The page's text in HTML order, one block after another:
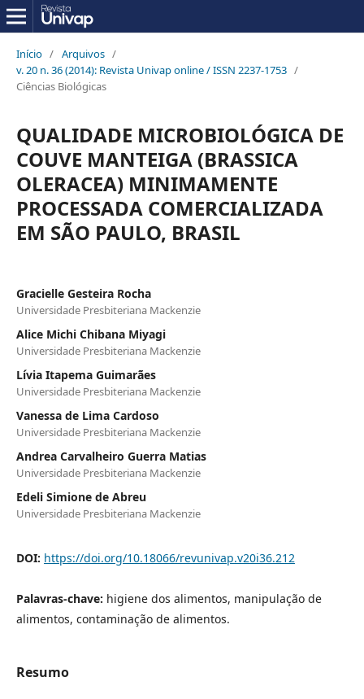
Início / Arquivos /
v. 20 n. 36 (2014): Revista Univap online / ISSN 2237-1753 /
Ciências Biológicas
QUALIDADE MICROBIOLÓGICA DE
COUVE MANTEIGA (BRASSICA
OLERACEA) MINIMAMENTE
PROCESSADA COMERCIALIZADA
EM SÃO PAULO, BRASIL
Gracielle Gesteira Rocha
Universidade Presbiteriana Mackenzie
Alice Michi Chibana Miyagi
Universidade Presbiteriana Mackenzie
Lívia Itapema Guimarães
Universidade Presbiteriana Mackenzie
Vanessa de Lima Cardoso
Universidade Presbiteriana Mackenzie
Andrea Carvalheiro Guerra Matias
Universidade Presbiteriana Mackenzie
Edeli Simione de Abreu
Universidade Presbiteriana Mackenzie
DOI: https://doi.org/10.18066/revunivap.v20i36.212
Palavras-chave: higiene dos alimentos, manipulação de
alimentos, contaminação de alimentos.
Resumo